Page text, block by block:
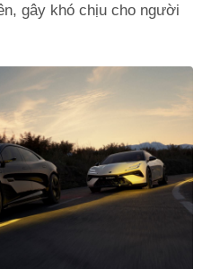
gây khó chịu cho người